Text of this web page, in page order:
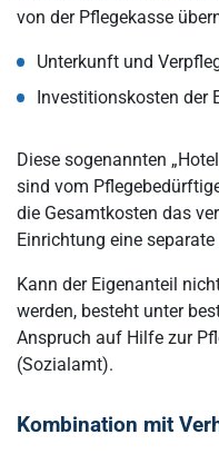
von der Pflegekasse
Unterkunft und
Investitionskosten der
Diese sogenannten
sind vom
die Gesamtkosten das
Einrichtung eine
Kann der Eigenanteil
werden, besteht unter
Anspruch auf Hilfe zur
(Sozialamt).
Kombination mit